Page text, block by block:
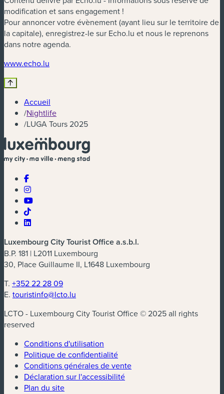
modification et sans engagement !
Pour annoncer votre évènement (ayant lieu sur le territoire de
la capitale), enregistrez-le sur Echo.lu et nous le reprenons
dans notre agenda.
www.echo.lu
Accueil
/Nightlife
/LUGA Tours 2025
Luxembourg City Tourist Office a.s.b.l.
B.P. 181 | L2011 Luxembourg
30, Place Guillaume II, L1648 Luxembourg
T. +352 22 28 09
E. touristinfo@lcto.lu
LCTO - Luxembourg City Tourist Office © 2025 all rights
reserved
Conditions d'utilisation
Politique de confidentialité
Conditions générales de vente
Déclaration sur l'accessibilité
Plan du site